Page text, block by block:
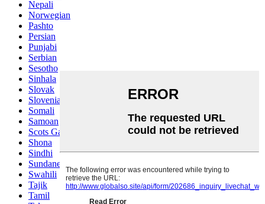
Nepali
Norwegian
Pashto
Persian
Punjabi
Serbian
Sesotho
Sinhala
Slovak
Slovenian
Somali
Samoan
Scots Gaelic
Shona
Sindhi
Sundanese
Swahili
Tajik
Tamil